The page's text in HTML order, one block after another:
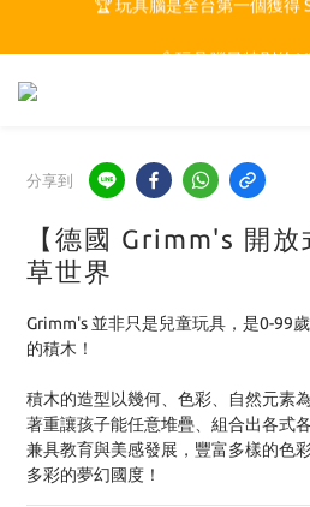
🏆 玩具腦是全台第一個獲得
分享到
【德國 Grimm's 開
草世界
Grimm's 並非只是兒童玩具，是0-99
的積木！
積木的造型以幾何、色彩、自然元素
著重讓孩子能任意堆疊、組合出各式
兼具教育與美感發展，豐富多樣的色
多彩的夢幻國度！